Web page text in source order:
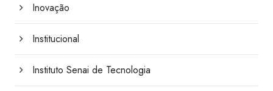
Inovação
Institucional
Instituto Senai de Tecnologia